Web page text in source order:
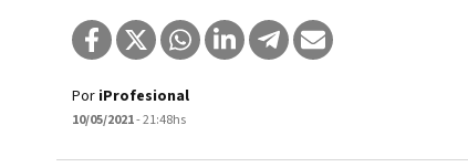
Por iProfesional
10/05/2021- 21:48hs